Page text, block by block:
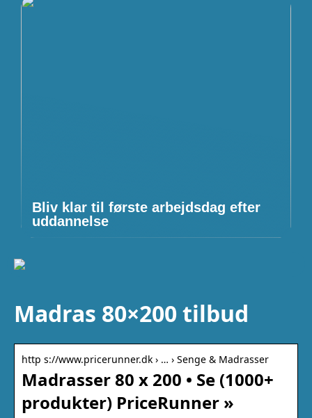
Bliv klar til første arbejdsdag efter
uddannelse
Madras 80×200 tilbud
http s://www.pricerunner.dk › … › Senge & Madrasser
Madrasser 80 x 200 • Se (1000+
produkter) PriceRunner »